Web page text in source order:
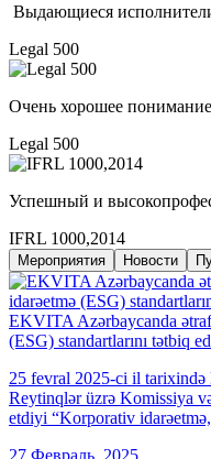
Выдающиеся
Legal 500
Очень хорошее
Legal 500
Успешный и
IFRL 1000,2014
Мероприятия Новости
EKVITA Azərbaycanda
(ESG) standartlarını tətbiq
25 fevral 2025-ci il
Reytinqlər üzrə Komissiya
etdiyi “Korporativ
27 Февраль, 2025